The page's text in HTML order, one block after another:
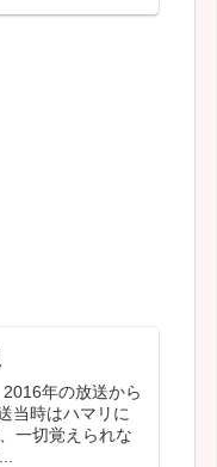
年の放送から
当時はハマリに
一切覚えられな